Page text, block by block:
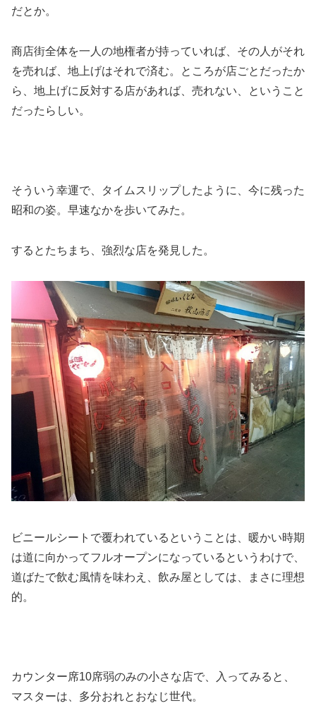
だとか。
商店街全体を一人の地権者が持っていれば、その人がそれ
を売れば、地上げはそれで済む。ところが店ごとだったか
ら、地上げに反対する店があれば、売れない、ということ
だったらしい。
そういう幸運で、タイムスリップしたように、今に残った
昭和の姿。早速なかを歩いてみた。
するとたちまち、強烈な店を発見した。
ビニールシートで覆われているということは、暖かい時期
は道に向かってフルオープンになっているというわけで、
道ばたで飲む風情を味わえ、飲み屋としては、まさに理想
的。
カウンター席10席弱のみの小さな店で、入ってみると、
マスターは、多分おれとおなじ世代。